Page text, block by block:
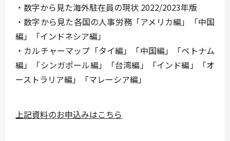
・数字から見た海外駐在員の現状 2022/2023年版
・数字から見た各国の人事労務「アメリカ編」「中国
編」「インドネシア編」
・カルチャーマップ「タイ編」「中国編」「ベトナム
編」「シンガポール編」「台湾編」「インド編」「オ
ーストラリア編」「マレーシア編」
上記資料のお申込みはこちら